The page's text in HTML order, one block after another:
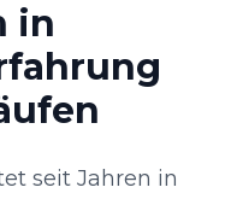
in
seit Jahren in